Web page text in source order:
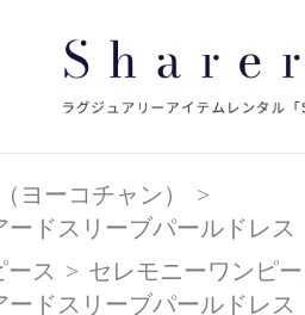
ヨーコチャン）
>
ードスリーブパールドレス
ース > セレモニーワンピ
ードスリーブパールドレス